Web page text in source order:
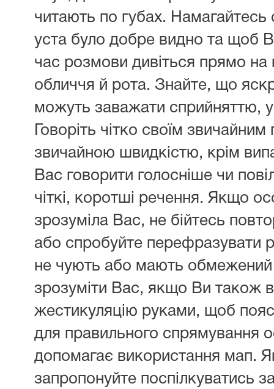
читають по губах.
уста було добре видно та щоб
час розмови дивіться прямо
обличчя й рота. Знайте, що
можуть заважати сприйняттю,
Говоріть чітко своїм
звичайною швидкістю, крім
Вас говорити голосніше чи
чіткі, коротші речення. Якщо
зрозуміла Вас, не бійтесь
або спробуйте
не чують або мають
зрозуміти Вас, якщо Ви також
жестикуляцію руками, щоб
для правильного спрямування
допомагає використання мап.
запропонуйте поспілкуватись